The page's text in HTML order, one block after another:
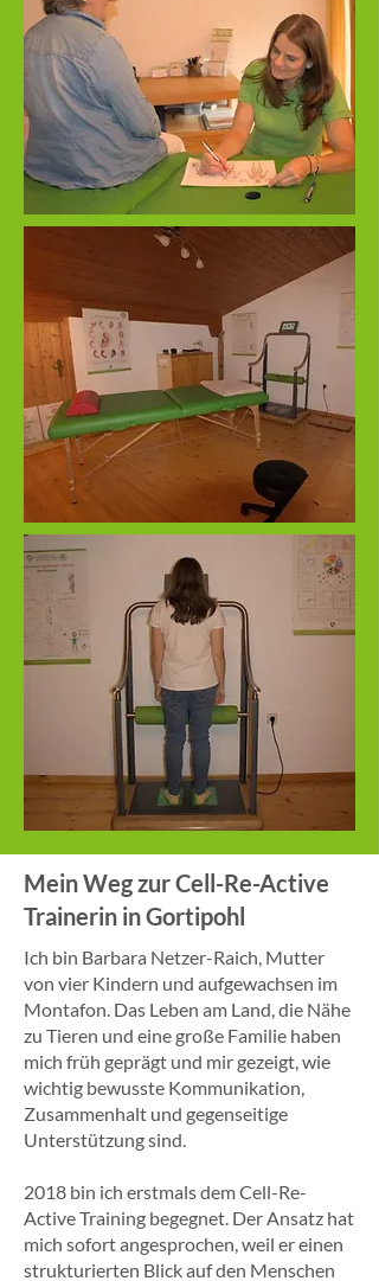
Mein Weg zur Cell-Re-Active
Trainerin in Gortipohl
Ich bin Barbara Netzer-Raich, Mutter
von vier Kindern und aufgewachsen im
Montafon. Das Leben am Land, die Nähe
zu Tieren und eine große Familie haben
mich früh geprägt und mir gezeigt, wie
wichtig bewusste Kommunikation,
Zusammenhalt und gegenseitige
Unterstützung sind.
2018 bin ich erstmals dem Cell-Re-
Active Training begegnet. Der Ansatz hat
mich sofort angesprochen, weil er einen
strukturierten Blick auf den Menschen